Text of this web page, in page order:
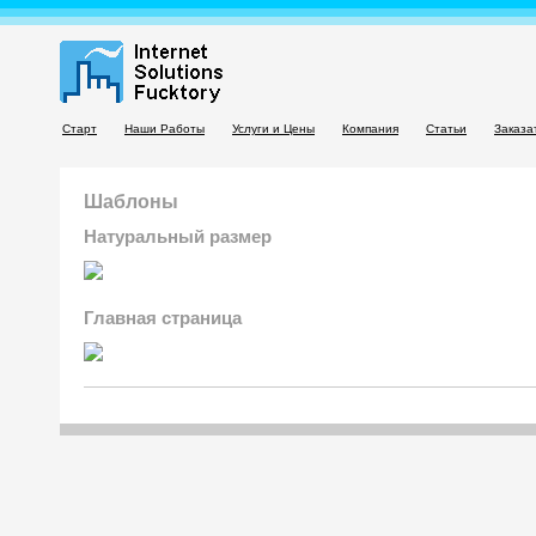
Старт Наши Работы Услуги и Цены Компания Статьи
Шаблоны
Натуральный размер
Главная страница